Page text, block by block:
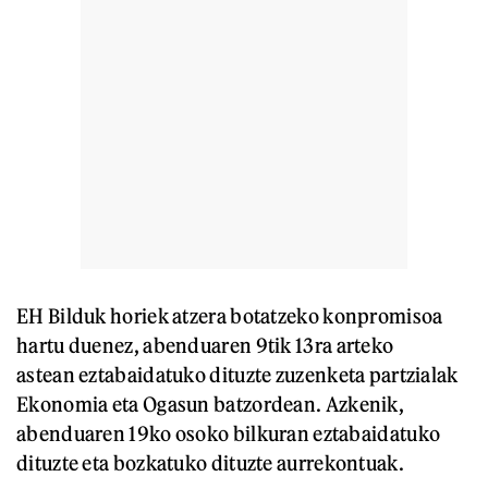
EH Bilduk horiek atzera botatzeko konpromisoa
hartu duenez, abenduaren 9tik 13ra arteko
astean eztabaidatuko dituzte zuzenketa partzialak
Ekonomia eta Ogasun batzordean. Azkenik,
abenduaren 19ko osoko bilkuran eztabaidatuko
dituzte eta bozkatuko dituzte aurrekontuak.